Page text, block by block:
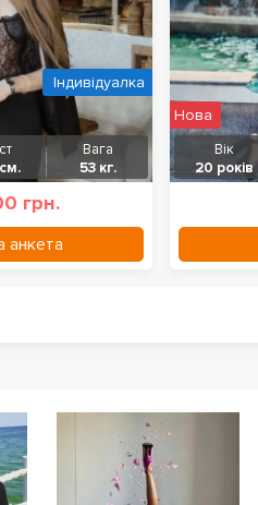
Вага
53 кг.
грн.
анкета
Індивідуалка
Вік
20 років
Нова